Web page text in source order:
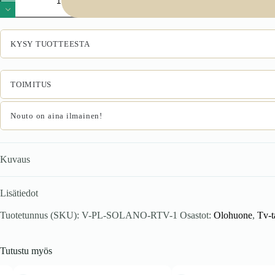
RTV
alusta
pähkinäpuusta
musta
marmori
määrä
KYSY TUOTTEESTA
TOIMITUS
Nouto on aina ilmainen!
Kuvaus
Lisätiedot
Tuotetunnus (SKU): V-PL-SOLANO-RTV-1 Osastot: Olohuone, Tv-
Tutustu myös